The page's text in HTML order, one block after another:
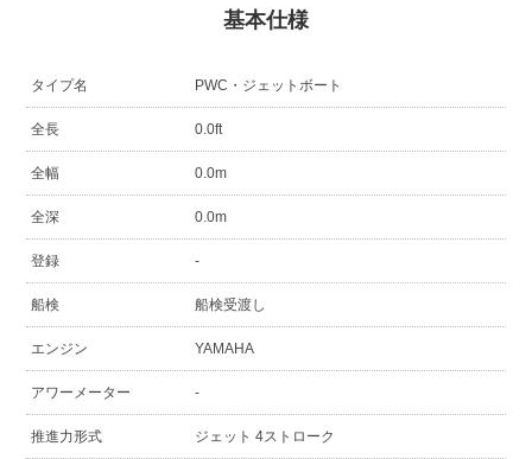
基本仕様
タイプ名 PWC・ジェットボート
全長 0.0ft
全幅 0.0m
全深 0.0m
登録 -
船検 船検受渡し
エンジン YAMAHA
アワーメーター -
推進力形式 ジェット 4ストローク